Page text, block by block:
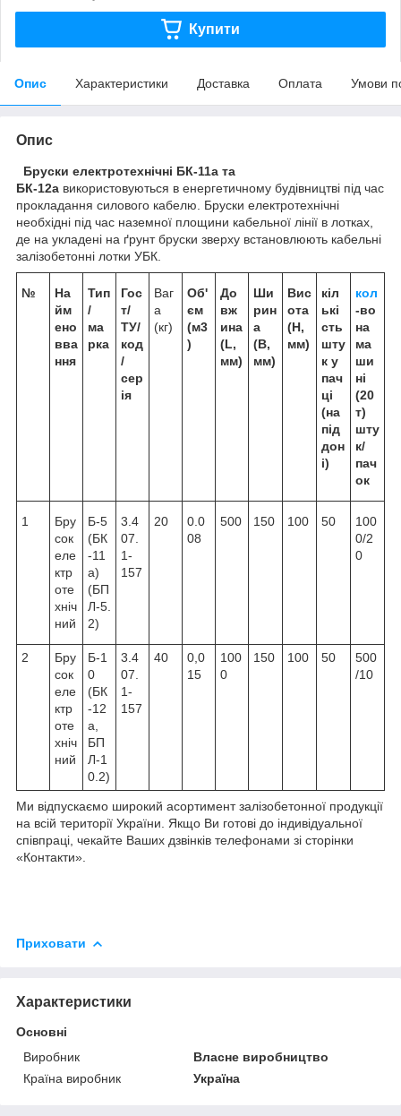
Купити
Опис Характеристики Доставка Оплата Умови
Опис
Бруски електротехнічні БК-11а та
БК-12а використовуються в енергетичному будівництві під час
прокладання силового кабелю. Бруски електротехнічні
необхідні під час наземної площини кабельної лінії в лотках,
де на укладені на ґрунт бруски зверху встановлюють кабельні
залізобетонні лотки УБК.
№
На
йм
ено
вва
ння
Тип
/
ма
рка
Гос
т/
ТУ/
код
/
сер
ія
Ваг
а
(кг)
Об'
єм
(м3
)
До
вж
ина
(L,
мм)
Ши
рин
а
(B,
мм)
Вис
ота
(H,
мм)
кіл
ькі
сть
шту
к у
пач
ці
(на
під
дон
і)
кол
-во
на
ма
ши
ні
(20
т)
шту
к/
пач
ок
1
Бру
сок
еле
ктр
оте
хніч
ний
Б-5
(БК
-11
а)
(БП
Л-5.
2)
3.4
07.
1-
157
20
0.0
08
500 150 100 50
100
0/2
0
2
Бру
сок
еле
ктр
оте
хніч
ний
Б-1
0
(БК
-12
а,
БП
Л-1
0.2)
3.4
07.
1-
157
40
0,0
15
100
0
150 100 50
500
/10
Ми відпускаємо широкий асортимент залізобетонної продукції
на всій території України. Якщо Ви готові до індивідуальної
співпраці, чекайте Ваших дзвінків телефонами зі сторінки
«Контакти».
Приховати
Характеристики
Основні
Виробник
Власне виробництво
Країна виробник
Україна